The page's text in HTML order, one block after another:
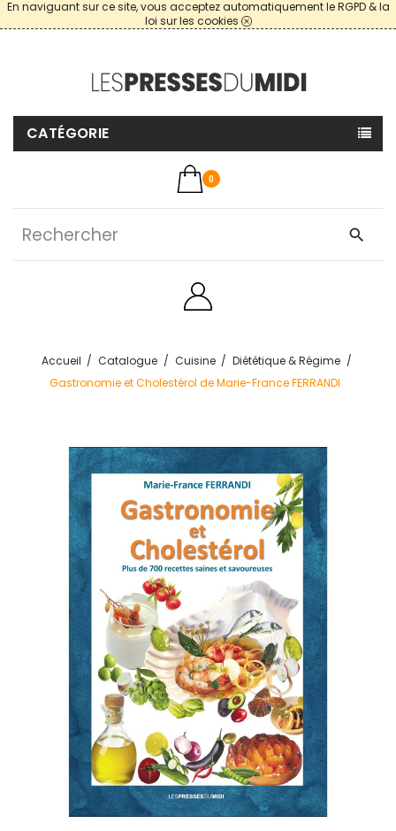
En naviguant sur ce site, vous acceptez automatiquement le RGPD & la
loi sur les cookies
CATÉGORIE
0
search
Accueil Catalogue Cuisine
Diététique & Régime
Gastronomie et Cholestérol de Marie-France FERRANDI